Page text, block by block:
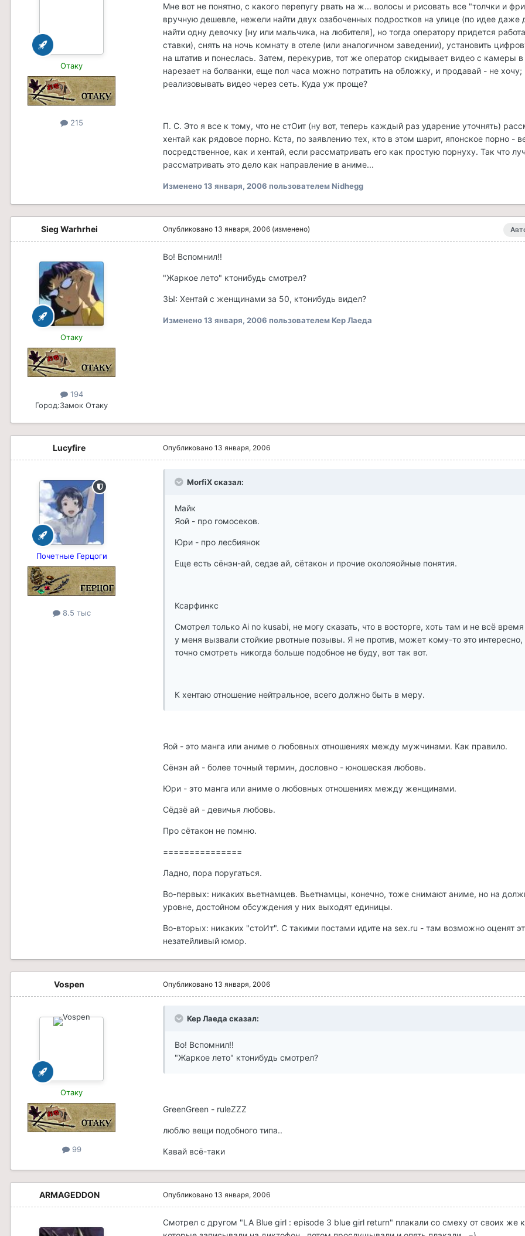
Отаку
215
Мне вот не понятно, с какого перепугу рвать на ж... волосы и рисовать все "толчки и
вручную дешевле, нежели найти двух озабоченных подростков на улице (по идее даже
найти одну девочку [ну или мальчика, на любителя], но тогда оператору придется
ставки), снять на ночь комнату в отеле (или аналогичном заведении), установить
на штатив и понеслась. Затем, перекурив, тот же оператор скидывает видео с камеры
нарезает на болванки, еще пол часа можно потратить на обложку, и продавай - не хочу;
реализовывать видео через сеть. Куда уж проще?
П. С. Это я все к тому, что не стОит (ну вот, теперь каждый раз ударение уточнять)
хентай как рядовое порно. Кста, по заявлению тех, кто в этом шарит, японское порно -
посредственное, как и хентай, если рассматривать его как простую порнуху. Так что
рассматривать это дело как направление в аниме...
Изменено13 января, 2006 пользователем Nidhegg
Sieg Warhrhei
Отаку
194
Город:Замок Отаку
Опубликовано 13 января, 2006 (изменено)
Во! Вспомнил!!
"Жаркое лето" ктонибудь смотрел?
ЗЫ: Хентай с женщинами за 50, ктонибудь видел?
Изменено13 января, 2006 пользователем Кер Лаеда
Lucyfire
Почетные Герцоги
8.5 тыс
Опубликовано 13 января, 2006
MorfiX сказал:
Майк
Яой - про гомосеков.
Юри - про лесбиянок
Еще есть сёнэн-ай, седзе ай, сётакон и прочие околояойные понятия.
Ксарфинкс
Смотрел только Ai no kusabi, не могу сказать, что в восторге, хоть там и не всё время
у меня вызвали стойкие рвотные позывы. Я не против, может кому-то это
точно смотреть никогда больше подобное не буду, вот так вот.
К хентаю отношение нейтральное, всего должно быть в меру.
Яой - это манга или аниме о любовных отношениях между мужчинами. Как правило.
Сёнэн ай - более точный термин, дословно - юношеская любовь.
Юри - это манга или аниме о любовных отношениях между женщинами.
Сёдзё ай - девичья любовь.
Про сётакон не помню.
===============
Ладно, пора поругаться.
Во-первых: никаких вьетнамцев. Вьетнамцы, конечно, тоже снимают аниме, но на
уровне, достойном обсуждения у них выходят единицы.
Во-вторых: никаких "стоИт". С такими постами идите на sex.ru - там возможно оценят
незатейливый юмор.
Vospen
Отаку
99
Опубликовано 13 января, 2006
Кер Лаеда сказал:
Во! Вспомнил!!
"Жаркое лето" ктонибудь смотрел?
GreenGreen - ruleZZZ
люблю вещи подобного типа..
Кавай всё-таки
ARMAGEDDON Опубликовано 13 января, 2006
Смотрел с другом "LA Blue girl : episode 3 blue girl return" плакали со смеху от своих же